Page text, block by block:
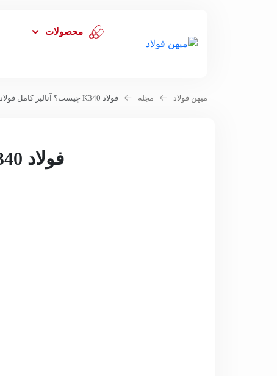
محصولات
فولاد K340 چیست؟ آنالیز کامل فولاد x110CrMoV82 مجله میهن فولاد
فولاد K340 چیست؟ آنالیز کامل فولاد x110CrMoV82